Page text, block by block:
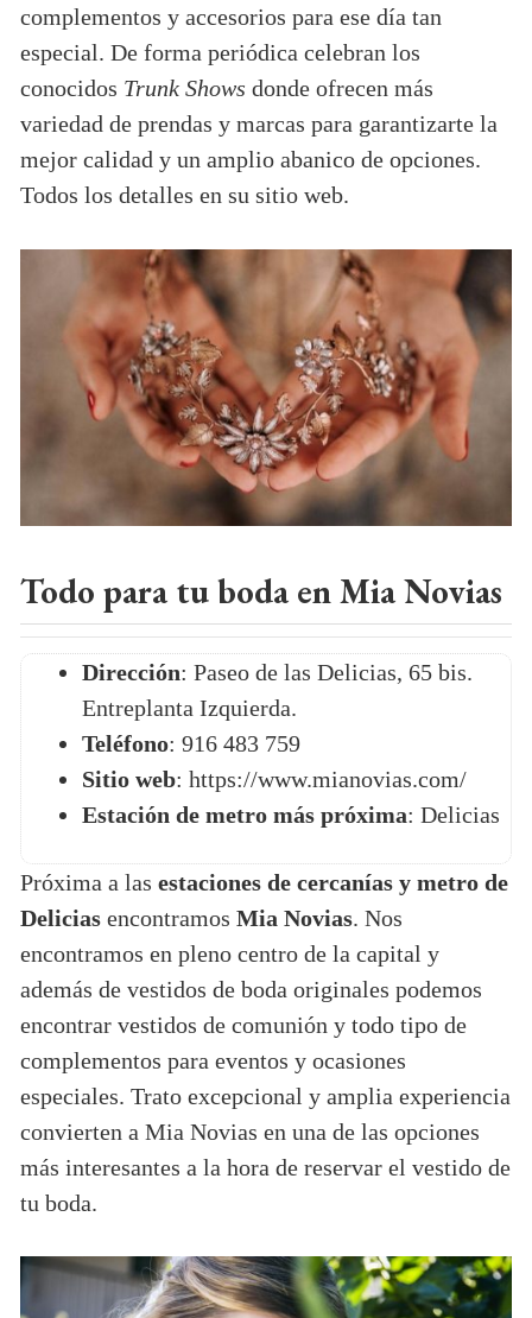
complementos y accesorios para ese día tan
especial. De forma periódica celebran los
conocidos Trunk Shows donde ofrecen más
variedad de prendas y marcas para garantizarte la
mejor calidad y un amplio abanico de opciones.
Todos los detalles en su sitio web.
Todo para tu boda en Mia Novias
Dirección: Paseo de las Delicias, 65 bis.
Entreplanta Izquierda.
Teléfono: 916 483 759
Sitio web: https://www.mianovias.com/
Estación de metro más próxima: Delicias
Próxima a las estaciones de cercanías y metro de
Delicias encontramos Mia Novias. Nos
encontramos en pleno centro de la capital y
además de vestidos de boda originales podemos
encontrar vestidos de comunión y todo tipo de
complementos para eventos y ocasiones
especiales. Trato excepcional y amplia experiencia
convierten a Mia Novias en una de las opciones
más interesantes a la hora de reservar el vestido de
tu boda.